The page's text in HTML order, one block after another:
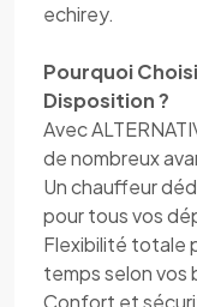
echirey.
Pourquoi
Disposition ?
Avec
de nombreux
Un chauffeur
pour tous vos
Flexibilité totale
temps selon vos
Confort et